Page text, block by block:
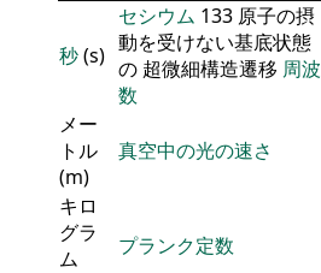
秒(s)
セシウム 133 原子の摂
動を受けない基底状態
の 超微細構造遷移 周波
数
メー
トル
(m)
真空中の光の速さ
キロ
グラ
ム
プランク定数